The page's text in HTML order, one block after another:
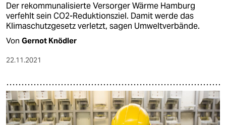
Der rekommunalisierte Versorger Wärme Hamburg
verfehlt sein CO2-Reduktionsziel. Damit werde das
Klimaschutzgesetz verletzt, sagen Umweltverbände.
Von Gernot Knödler
22.11.2021